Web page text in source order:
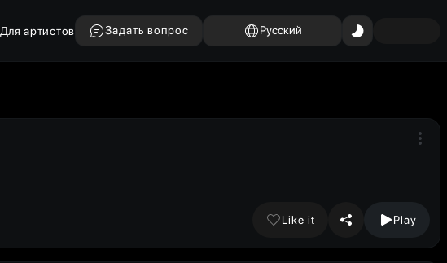
Для артистов Задать вопрос Русский
Like it Play